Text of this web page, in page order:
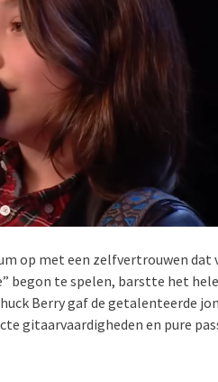
op met een zelfvertrouwen dat
begon te spelen, barstte het hele
Berry gaf de getalenteerde
gitaarvaardigheden en pure